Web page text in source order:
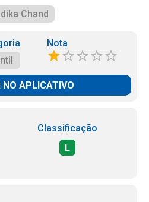
Chand
Nota
NO APLICATIVO
Classificação
L